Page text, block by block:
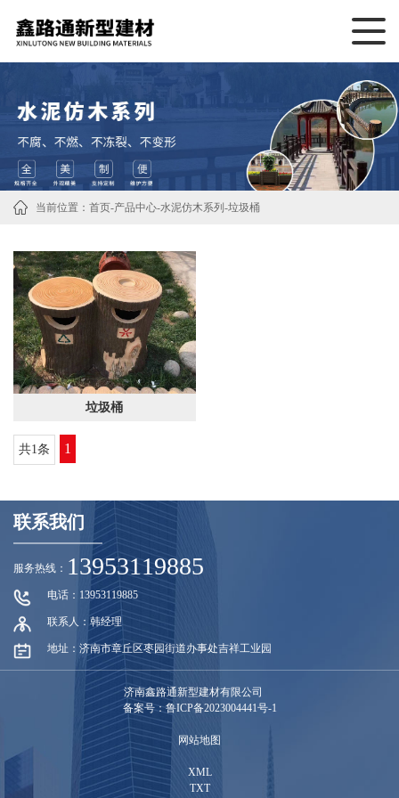
当前位置： 首页-产品中心-水泥仿木系列 -垃圾桶
垃圾桶
共1条 1
联系我们
服务热线： 13953119885
电话：13953119885
联系人：韩经理
地址：济南市章丘区枣园街道办事处吉祥工业园
济南鑫路通新型建材有限公司
备案号：鲁ICP备2023004441号-1
网站地图
XML
TXT